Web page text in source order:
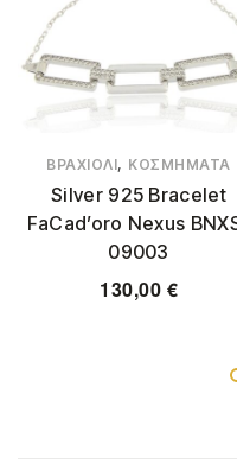
ΒΡΑΧΙΌΛΙ, ΚΟΣΜΉΜΑΤΑ
Silver 925 Bracelet
FaCad’oro Nexus
09003
130,00 €